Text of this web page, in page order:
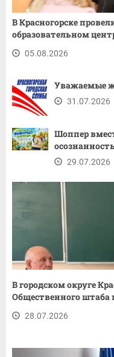
В Красногорске
образовательном
05.08.2026
Уважаемые
31.07.2026
Шоппер
29.07.2026
В городском округе
Общественного
28.07.2026